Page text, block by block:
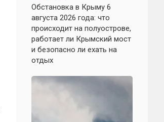
Обстановка в Крыму 6
августа 2026 года: что
происходит на полуострове,
работает ли Крымский мост
и безопасно ли ехать на
отдых